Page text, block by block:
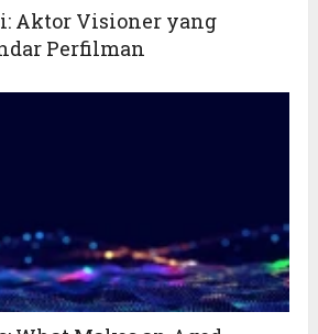
Aktor Visioner yang
Perfilman